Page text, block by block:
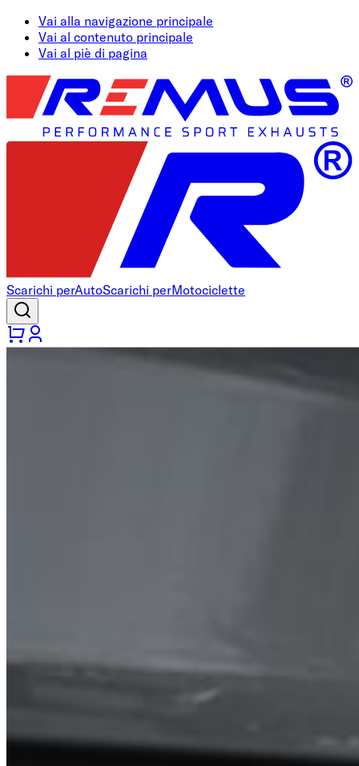
Vai alla navigazione principale
Vai al contenuto principale
Vai al piè di pagina
Scarichi perAutoScarichi perMotociclette